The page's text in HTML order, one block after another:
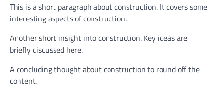
This is a short paragraph about construction. It covers some
interesting aspects of construction.
Another short insight into construction. Key ideas are
briefly discussed here.
A concluding thought about construction to round off the
content.